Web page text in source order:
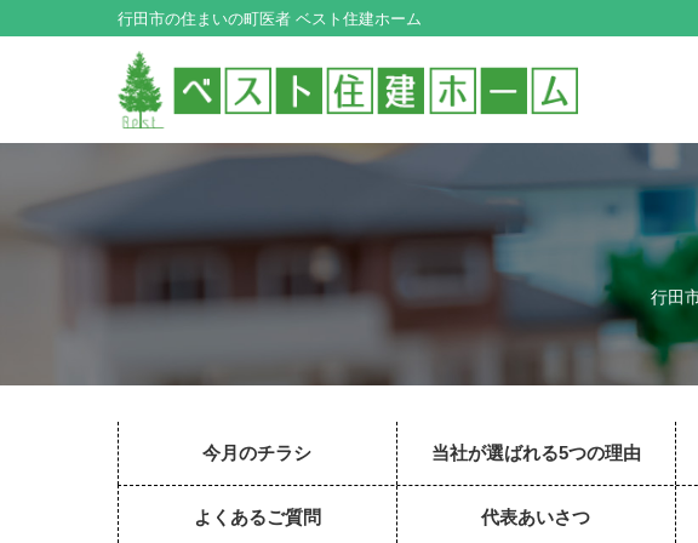
行田市の住まいの町医者 ベスト住建ホーム
行田
今月のチラシ 当社が選ばれる5つの理由
よくあるご質問 代表あいさつ